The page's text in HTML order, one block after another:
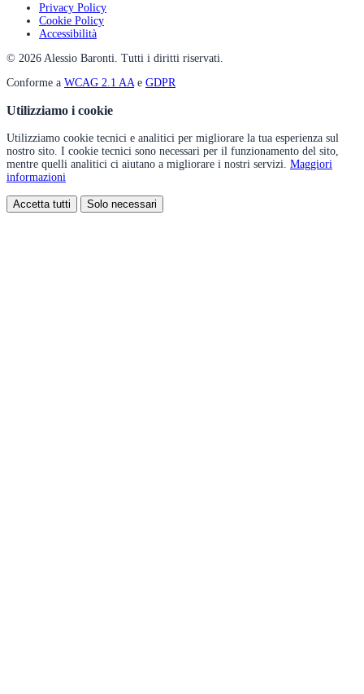
Privacy Policy
Cookie Policy
Accessibilità
© 2026 Alessio Baronti. Tutti i diritti riservati.
Conforme a WCAG 2.1 AA e GDPR
Utilizziamo i cookie
Utilizziamo cookie tecnici e analitici per migliorare la tua esperienza sul
nostro sito. I cookie tecnici sono necessari per il funzionamento del sito,
mentre quelli analitici ci aiutano a migliorare i nostri servizi. Maggiori
informazioni
Accetta tutti Solo necessari